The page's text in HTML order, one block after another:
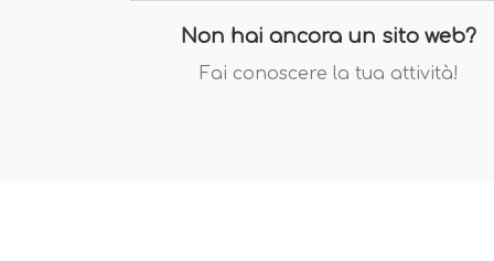
Non hai ancora un sito web?
Fai conoscere la tua attività!